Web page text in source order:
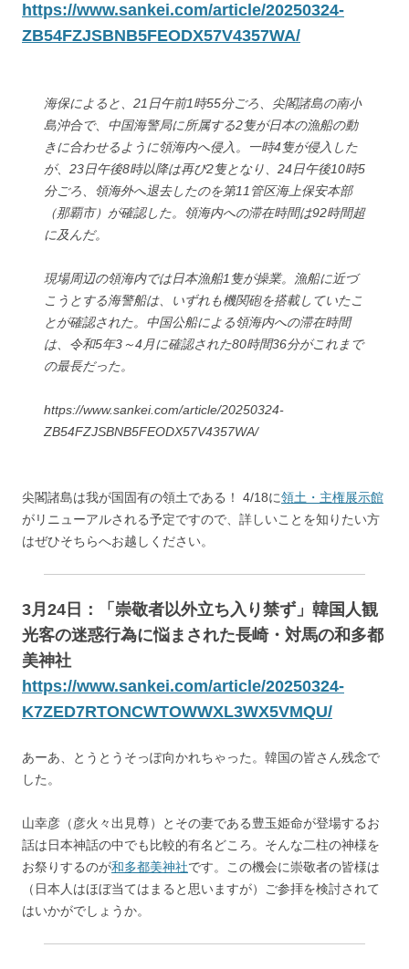
https://www.sankei.com/article/20250324-
ZB54FZJSBNB5FEODX57V4357WA/
海保によると、21日午前1時55分ごろ、尖閣諸島の南小
島沖合で、中国海警局に所属する2隻が日本の漁船の動
きに合わせるように領海内へ侵入。一時4隻が侵入した
が、23日午後8時以降は再び2隻となり、24日午後10時5
分ごろ、領海外へ退去したのを第11管区海上保安本部
（那覇市）が確認した。領海内への滞在時間は92時間超
に及んだ。
現場周辺の領海内では日本漁船1隻が操業。漁船に近づ
こうとする海警船は、いずれも機関砲を搭載していたこ
とが確認された。中国公船による領海内への滞在時間
は、令和5年3～4月に確認された80時間36分がこれまで
の最長だった。
https://www.sankei.com/article/20250324-
ZB54FZJSBNB5FEODX57V4357WA/
尖閣諸島は我が国固有の領土である！ 4/18に領土・主権展示館
がリニューアルされる予定ですので、詳しいことを知りたい方
はぜひそちらへお越しください。
3月24日：「崇敬者以外立ち入り禁ず」韓国人観
光客の迷惑行為に悩まされた長崎・対馬の和多都
美神社
https://www.sankei.com/article/20250324-
K7ZED7RTONCWTOWWXL3WX5VMQU/
あーあ、とうとうそっぽ向かれちゃった。韓国の皆さん残念で
した。
山幸彦（彦火々出見尊）とその妻である豊玉姫命が登場するお
話は日本神話の中でも比較的有名どころ。そんな二柱の神様を
お祭りするのが和多都美神社です。この機会に崇敬者の皆様は
（日本人はほぼ当てはまると思いますが）ご参拝を検討されて
はいかがでしょうか。